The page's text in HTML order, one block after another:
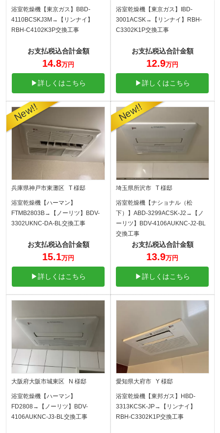
浴室乾燥機【東京ガス】BBD-
4110BCSKJ3M→【リンナイ】
RBH-C4102K3P交換工事
お支払税込合計金額
14.8万円
▶詳しくはこちら
浴室乾燥機【東京ガス】IBD-
3001ACSK→【リンナイ】RBH-
C3302K1P交換工事
お支払税込合計金額
12.9万円
▶詳しくはこちら
兵庫県神戸市東灘区 T 様邸
浴室乾燥機【ハーマン】
FTMB2803B→【ノーリツ】BDV-
3302UKNC-DA-BL交換工事
お支払税込合計金額
15.1万円
▶詳しくはこちら
埼玉県所沢市 T 様邸
浴室乾燥機【ナショナル（松
下）】ABD-3299ACSK-J2→【ノ
ーリツ】BDV-4106AUKNC-J2-BL
交換工事
お支払税込合計金額
13.9万円
▶詳しくはこちら
大阪府大阪市城東区 N 様邸
浴室乾燥機【ハーマン】
FD2808→【ノーリツ】BDV-
4106AUKNC-J3-BL交換工事
愛知県大府市 Y 様邸
浴室乾燥機【東邦ガス】HBD-
3313KCSK-JP→【リンナイ】
RBH-C3302K1P交換工事